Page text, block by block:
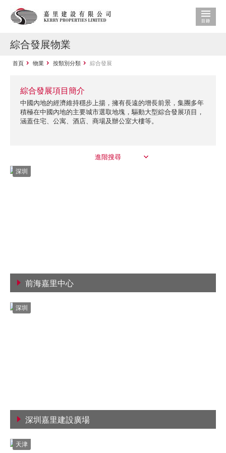
綜合發展物業
首頁 物業 按類別分類 綜合發展
綜合發展項目簡介
中國內地的經濟維持穩步上揚，擁有長遠的增長前景，集團多年
積極在中國內地的主要城市選取地塊，驅動大型綜合發展項目，
涵蓋住宅、公寓、酒店、商場及辦公室大樓等。
進階搜尋
深圳
前海嘉里中心
深圳
深圳嘉里建設廣場
天津